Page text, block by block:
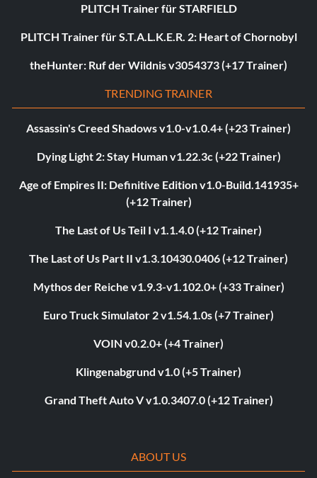
PLITCH Trainer für STARFIELD
PLITCH Trainer für S.T.A.L.K.E.R. 2: Heart of Chornobyl
theHunter: Ruf der Wildnis v3054373 (+17 Trainer)
TRENDING TRAINER
Assassin's Creed Shadows v1.0-v1.0.4+ (+23 Trainer)
Dying Light 2: Stay Human v1.22.3c (+22 Trainer)
Age of Empires II: Definitive Edition v1.0-Build.141935+
(+12 Trainer)
The Last of Us Teil I v1.1.4.0 (+12 Trainer)
The Last of Us Part II v1.3.10430.0406 (+12 Trainer)
Mythos der Reiche v1.9.3-v1.102.0+ (+33 Trainer)
Euro Truck Simulator 2 v1.54.1.0s (+7 Trainer)
VOIN v0.2.0+ (+4 Trainer)
Klingenabgrund v1.0 (+5 Trainer)
Grand Theft Auto V v1.0.3407.0 (+12 Trainer)
ABOUT US